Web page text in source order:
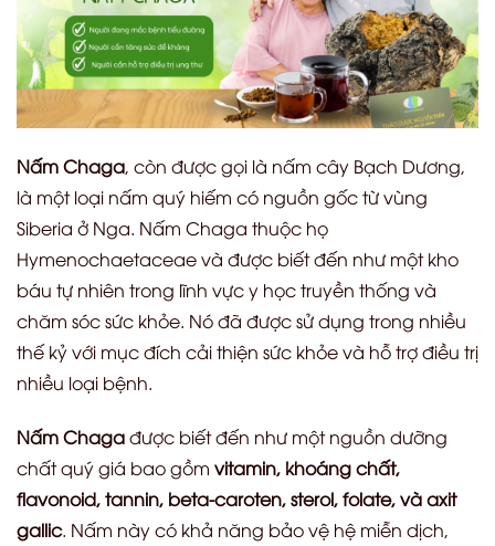
Nấm Chaga, còn được gọi là nấm cây Bạch Dương,
là một loại nấm quý hiếm có nguồn gốc từ vùng
Siberia ở Nga. Nấm Chaga thuộc họ
Hymenochaetaceae và được biết đến như một kho
báu tự nhiên trong lĩnh vực y học truyền thống và
chăm sóc sức khỏe. Nó đã được sử dụng trong nhiều
thế kỷ với mục đích cải thiện sức khỏe và hỗ trợ điều trị
nhiều loại bệnh.
Nấm Chagađược biết đến như một nguồn dưỡng
chất quý giá bao gồm vitamin, khoáng chất,
flavonoid, tannin, beta-caroten, sterol, folate, và axit
gallic. Nấm này có khả năng bảo vệ hệ miễn dịch,